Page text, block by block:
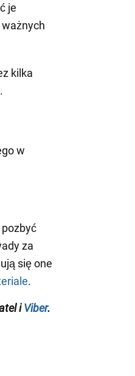
je
kilka
w
pozbyć
za
się one
.
iViber.